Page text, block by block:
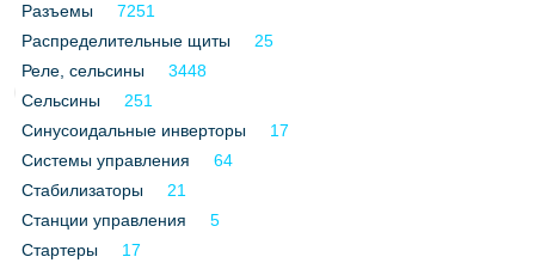
Разъемы
7251
Распределительные щиты
25
Реле, сельсины
3448
Сельсины
251
Синусоидальные инверторы
17
Системы управления
64
Стабилизаторы
21
Станции управления
5
Стартеры
17